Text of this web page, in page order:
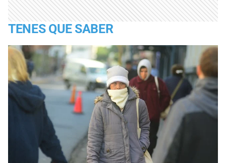
TENES QUE SABER